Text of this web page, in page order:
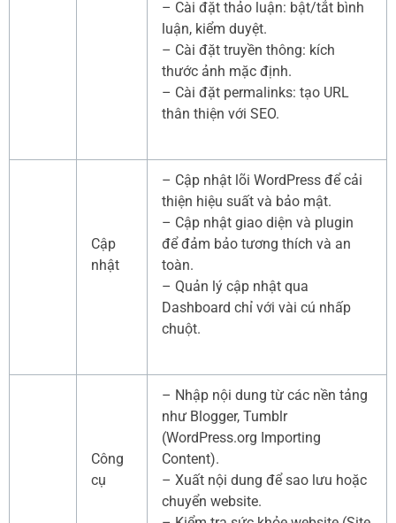
– Cài đặt thảo luận: bật/tắt bình
luận, kiểm duyệt.
– Cài đặt truyền thông: kích
thước ảnh mặc định.
– Cài đặt permalinks: tạo URL
thân thiện với SEO.
Cập
nhật
– Cập nhật lõi WordPress để cải
thiện hiệu suất và bảo mật.
– Cập nhật giao diện và plugin
để đảm bảo tương thích và an
toàn.
– Quản lý cập nhật qua
Dashboard chỉ với vài cú nhấp
chuột.
Công
cụ
– Nhập nội dung từ các nền tảng
như Blogger, Tumblr
(WordPress.org Importing
Content).
– Xuất nội dung để sao lưu hoặc
chuyển website.